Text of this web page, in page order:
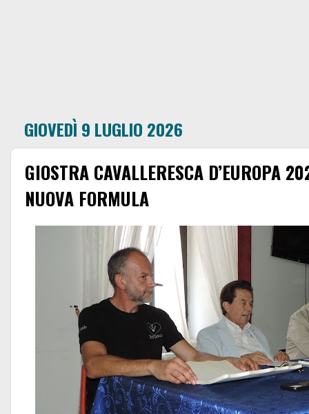
GIOVEDÌ 9 LUGLIO 2026
GIOSTRA CAVALLERESCA D’EUROPA
NUOVA FORMULA